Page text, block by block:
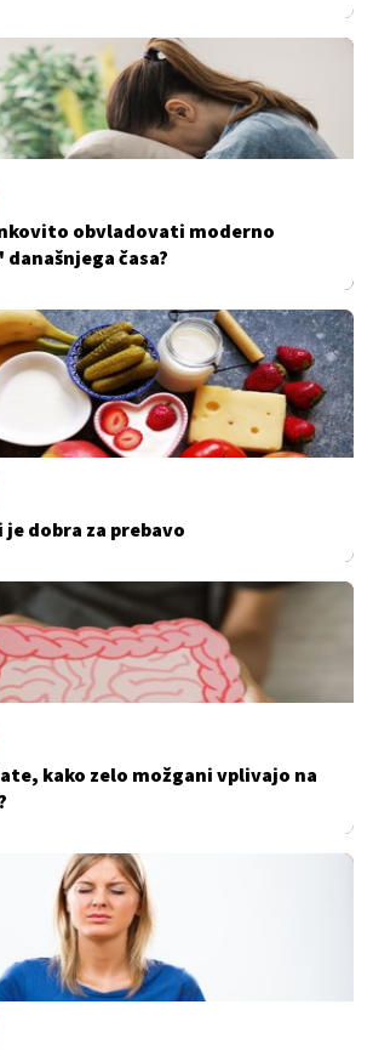
obvladovati moderno
časa?
je dobra za prebavo
kako zelo možgani vplivajo na